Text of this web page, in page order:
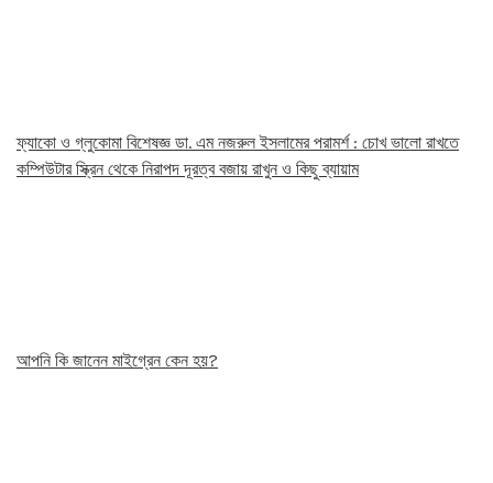
ফ্যাকো ও গ্লুকোমা বিশেষজ্ঞ ডা. এম নজরুল ইসলামের পরামর্শ : চোখ ভালো রাখতে
কম্পিউটার স্ক্রিন থেকে নিরাপদ দূরত্ব বজায় রাখুন ও কিছু ব্যায়াম
আপনি কি জানেন মাইগ্রেন কেন হয়?